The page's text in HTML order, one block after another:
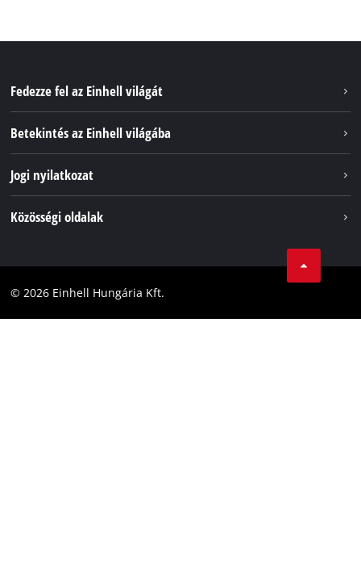
Fedezze fel az Einhell világát
Betekintés az Einhell világába
Az Einhell világszerte
Jogi nyilatkozat
Akadálymentesítési Nyilatkozat
Közösségi oldalak
Facebook
© 2026 Einhell Hungária Kft.